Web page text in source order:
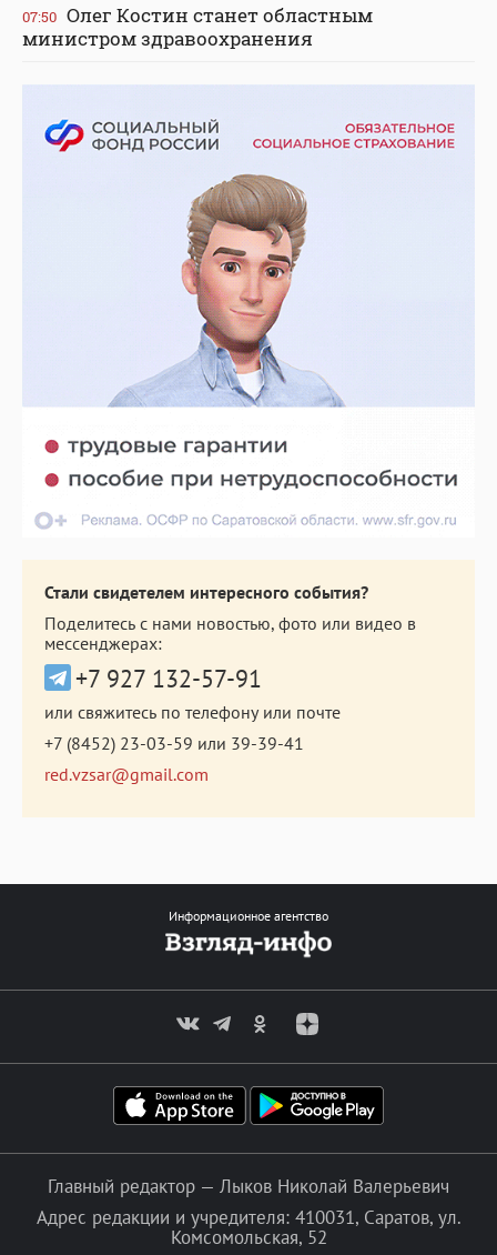
07:50 Олег Костин станет областным
министром здравоохранения
Стали свидетелем интересного события?
Поделитесь с нами новостью, фото или видео в
мессенджерах:
+7 927 132-57-91
или свяжитесь по телефону или почте
+7 (8452) 23-03-59 или 39-39-41
red.vzsar@gmail.com
Информационное агентство
Главный редактор — Лыков Николай Валерьевич
Адрес редакции и учредителя: 410031, Саратов, ул.
Комсомольская, 52